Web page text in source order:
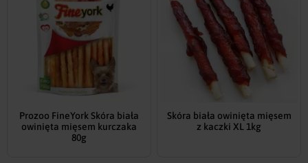
Prozoo FineYork Skóra biała
owinięta mięsem kurczaka
80g
Skóra biała owinięta mięsem
z kaczki XL 1kg